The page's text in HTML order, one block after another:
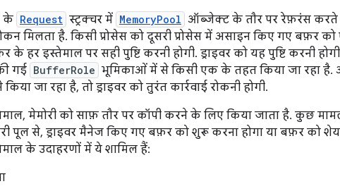
के Request स्ट्रक्चर में MemoryPool ऑब्जेक्ट के तौर पर रेफ़रंस
मिलता है. किसी प्रोसेस को दूसरी प्रोसेस में असाइन किए गए बफ़र
के हर इस्तेमाल पर सही पुष्टि करनी होगी. ड्राइवर को यह पुष्टि करनी
गई BufferRole भूमिकाओं में से किसी एक के तहत किया जा रहा है.
जा रहा है, तो ड्राइवर को तुरंत कार्रवाई रोकनी होगी.
मेमोरी को साफ़ तौर पर कॉपी करने के लिए किया जाता है. कुछ
पूल से, ड्राइवर मैनेज किए गए बफ़र को शुरू करना होगा या बफ़र को
के उदाहरणों में ये शामिल हैं: